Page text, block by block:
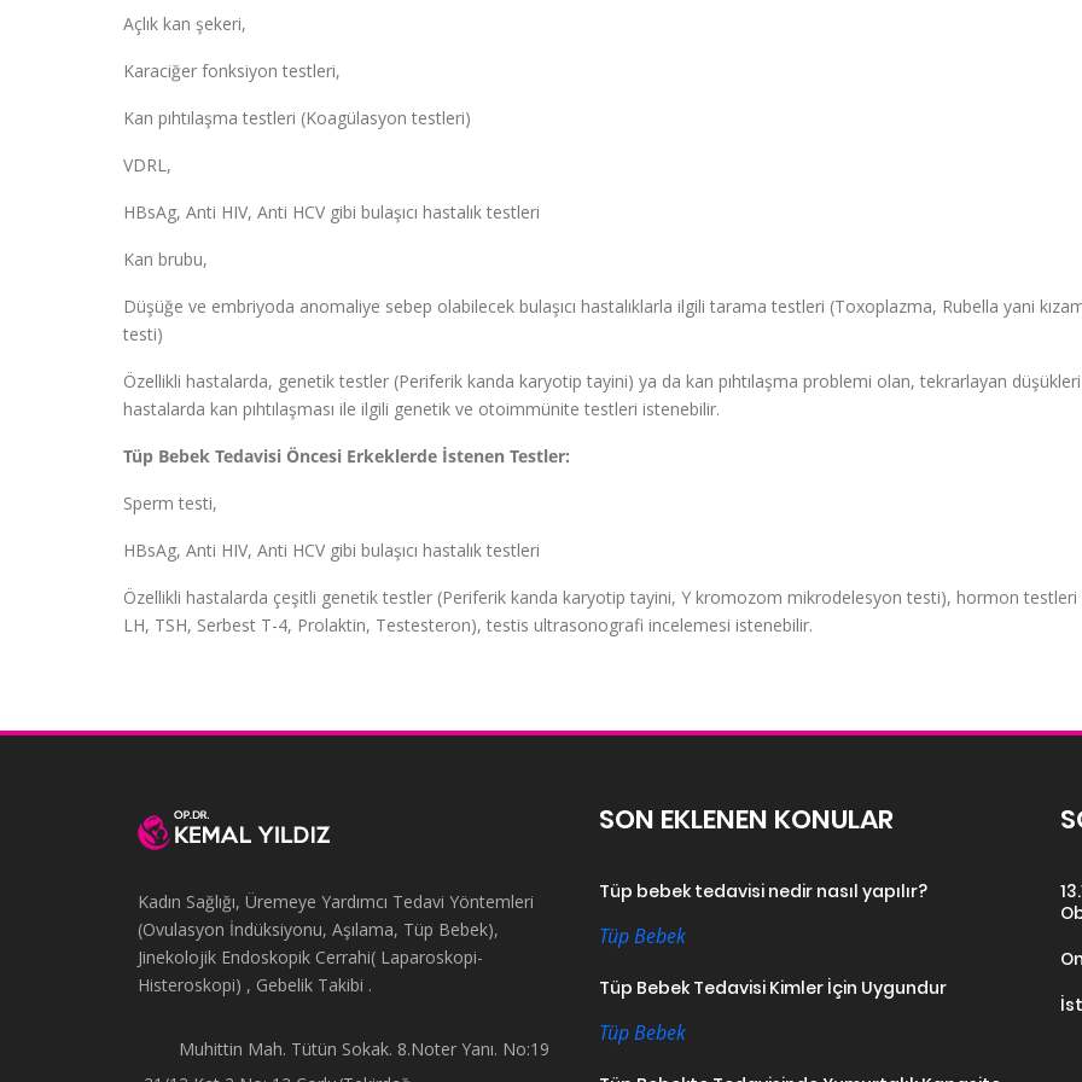
Açlık kan şekeri,
Karaciğer fonksiyon testleri,
Kan pıhtılaşma testleri (Koagülasyon testleri)
VDRL,
HBsAg, Anti HIV, Anti HCV gibi bulaşıcı hastalık testleri
Kan brubu,
Düşüğe ve embriyoda anomaliye sebep olabilecek bulaşıcı hastalıklarla ilgili tarama testleri (Toxoplazma, Rubella yani
testi)
Özellikli hastalarda, genetik testler (Periferik kanda karyotip tayini) ya da kan pıhtılaşma problemi olan, tekrarlayan
hastalarda kan pıhtılaşması ile ilgili genetik ve otoimmünite testleri istenebilir.
Tüp Bebek Tedavisi Öncesi Erkeklerde İstenen Testler:
Sperm testi,
HBsAg, Anti HIV, Anti HCV gibi bulaşıcı hastalık testleri
Özellikli hastalarda çeşitli genetik testler (Periferik kanda karyotip tayini, Y kromozom mikrodelesyon testi), hormon testleri
LH, TSH, Serbest T-4, Prolaktin, Testesteron), testis ultrasonografi incelemesi istenebilir.
Kadın Sağlığı, Üremeye Yardımcı Tedavi Yöntemleri
(Ovulasyon İndüksiyonu, Aşılama, Tüp Bebek),
Jinekolojik Endoskopik Cerrahi( Laparoskopi-
Histeroskopi) , Gebelik Takibi .
Muhittin Mah. Tütün Sokak. 8.Noter Yanı. No:19
SON EKLENEN KONULAR
Tüp bebek tedavisi nedir nasıl yapılır?
Tüp Bebek
Tüp Bebek Tedavisi Kimler İçin Uygundur
Tüp Bebek